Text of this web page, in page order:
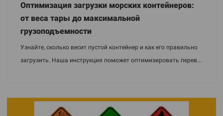
Оптимизация загрузки морских контейнеров:
от веса тары до максимальной
грузоподъемности
Узнайте, сколько весит пустой контейнер и как его правильно
загрузить. Наша инструкция поможет оптимизировать перев...